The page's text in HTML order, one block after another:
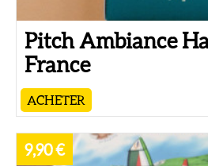
Pitch Ambiance
France
ACHETER
9,90 €